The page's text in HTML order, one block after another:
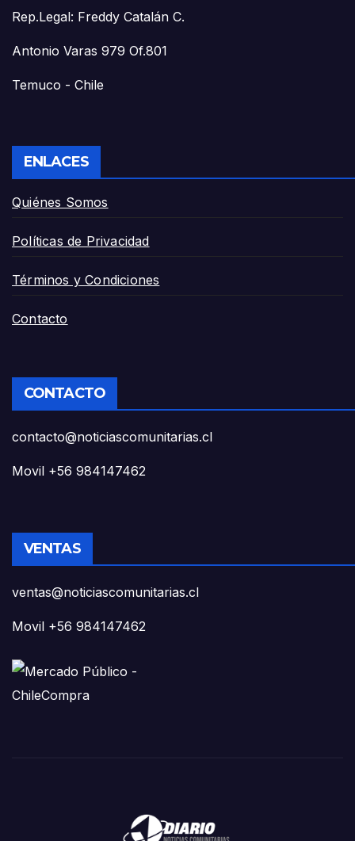
Rep.Legal: Freddy Catalán C.
Antonio Varas 979 Of.801
Temuco - Chile
ENLACES
Quiénes Somos
Políticas de Privacidad
Términos y Condiciones
Contacto
CONTACTO
contacto@noticiascomunitarias.cl
Movil +56 984147462
VENTAS
ventas@noticiascomunitarias.cl
Movil +56 984147462